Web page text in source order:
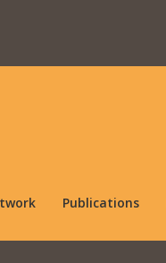
Publications